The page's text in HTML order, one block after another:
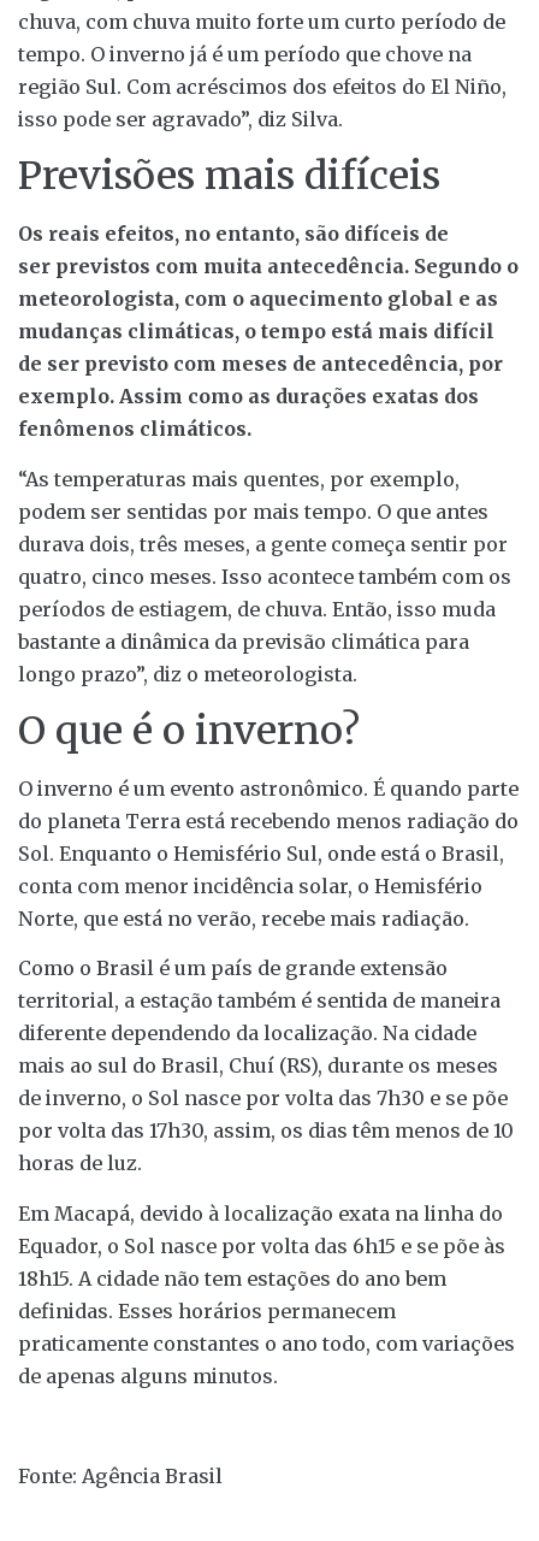
chuva, com chuva muito forte um curto período de
tempo. O inverno já é um período que chove na
região Sul. Com acréscimos dos efeitos do El Niño,
isso pode ser agravado”, diz Silva.
Previsões mais difíceis
Os reais efeitos, no entanto, são difíceis de
ser previstos com muita antecedência. Segundo o
meteorologista, com o aquecimento global e as
mudanças climáticas, o tempo está mais difícil
de ser previsto com meses de antecedência, por
exemplo. Assim como as durações exatas dos
fenômenos climáticos.
“As temperaturas mais quentes, por exemplo,
podem ser sentidas por mais tempo. O que antes
durava dois, três meses, a gente começa sentir por
quatro, cinco meses. Isso acontece também com os
períodos de estiagem, de chuva. Então, isso muda
bastante a dinâmica da previsão climática para
longo prazo”, diz o meteorologista.
O que é o inverno?
O inverno é um evento astronômico. É quando parte
do planeta Terra está recebendo menos radiação do
Sol. Enquanto o Hemisfério Sul, onde está o Brasil,
conta com menor incidência solar, o Hemisfério
Norte, que está no verão, recebe mais radiação.
Como o Brasil é um país de grande extensão
territorial, a estação também é sentida de maneira
diferente dependendo da localização. Na cidade
mais ao sul do Brasil, Chuí (RS), durante os meses
de inverno, o Sol nasce por volta das 7h30 e se põe
por volta das 17h30, assim, os dias têm menos de 10
horas de luz.
Em Macapá, devido à localização exata na linha do
Equador, o Sol nasce por volta das 6h15 e se põe às
18h15. A cidade não tem estações do ano bem
definidas. Esses horários permanecem
praticamente constantes o ano todo, com variações
de apenas alguns minutos.
Fonte: Agência Brasil